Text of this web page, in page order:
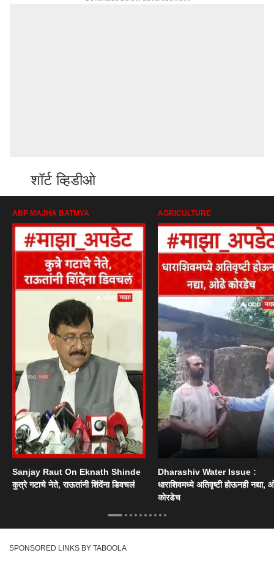
शॉर्ट व्हिडीओ
ABP MAJHA BATMYA
Sanjay Raut On Eknath Shinde
कुत्रे गटाचे नेते, राऊतांनी शिंदेंना डिवचलं
AGRICULTURE
Dharashiv Water Issue :
धाराशिवमध्ये अतिवृष्टी होऊनही नद्या,
कोरडेच
SPONSORED LINKS BY TABOOLA